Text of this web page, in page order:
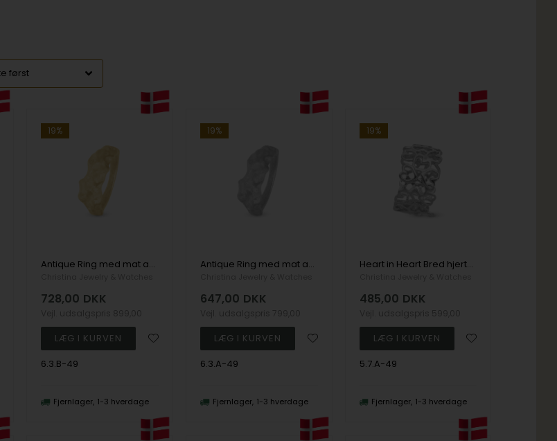
19%
Antique Ring med mat antik overflade i 925 forgyldt sølv str 49
728,00 DKK
6.3.B-49
Fjernlager 1-3 hverdage
19%
Antique Ring med mat antik overflade i 925 stering sølv str 49
647,00 DKK
6.3.A-49
Fjernlager 1-3 hverdage
19%
Heart in Heart Bred hjertering i 925 sterling sølv str 49
485,00 DKK
5.7.A-49
Fjernlager 1-3 hverdage